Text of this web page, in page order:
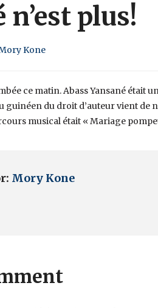
n’est plus!
Kone
ce matin. Abass Yansané
du droit d’auteur vient de
musical était « Mariage
Mory Kone